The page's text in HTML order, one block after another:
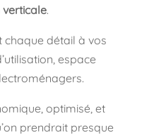
.
détail à vos
espace
optimisé, et
prendrait presque